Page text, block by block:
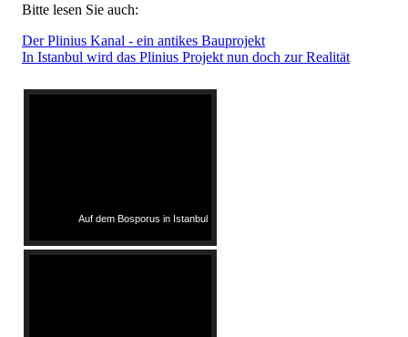
Bitte lesen Sie auch:
Der Plinius Kanal - ein antikes Bauprojekt
In Istanbul wird das Plinius Projekt nun doch zur Realität
Auf dem Bosporus in Istanbul